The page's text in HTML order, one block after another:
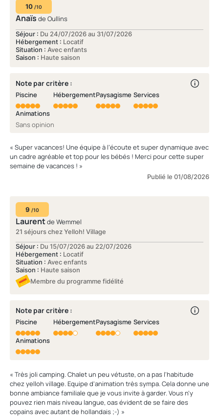
animateurs prennent en charge mais n’ont pas le niveau. Le
camping, comme la région, accueille principalement des
minorité francophone, tout s’est bien passé. »
10 /10
Anaïs de Oullins
Séjour : Du 24/07/2026 au 31/07/2026
Hébergement : Locatif
Situation : Avec enfants
Saison : Haute saison
Note par critère :
Piscine Hébergement Paysagisme Services
Animations
Sans opinion
« Super vacances! Une équipe à l’écoute et super dynamique avec
un cadre agréable et top pour les bébés ! Merci pour cette super
semaine de vacances ! »
Publié le 01/08/2026
9 /10
Laurentde Wemmel
21 séjours chez Yelloh! Village
Séjour : Du 15/07/2026 au 22/07/2026
Hébergement : Locatif
Situation : Avec enfants
Saison : Haute saison
Membre du programme fidélité
Note par critère :
Piscine Hébergement Paysagisme Services
Animations
« Très joli camping. Chalet un peu vétuste, on a pas l'habitude
chez yelloh village. Equipe d'animation très sympa. Cela donne une
bonne ambiance familiale que je vous invite à garder. Vous n'y
pouvez rien mais niveau langue, oas évident de se faire des
copains avec autant de hollandais ;-) »